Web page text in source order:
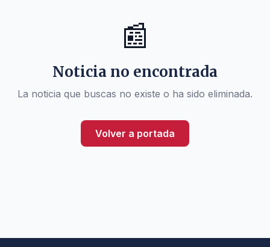
📰
Noticia no encontrada
La noticia que buscas no existe o ha sido eliminada.
Volver a portada